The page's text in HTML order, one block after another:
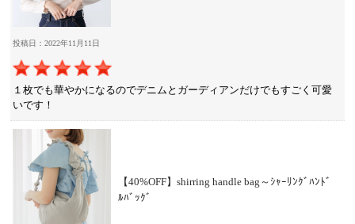
投稿日：2022年11月11日
１枚でも華やかになるのでデニムとガーディアンだけでもすごく可愛
いです！
【40%OFF】shirring handle bag～ｼｬｰﾘﾝｸﾞﾊﾝﾄﾞ
ﾙﾊﾞｯｸﾞ